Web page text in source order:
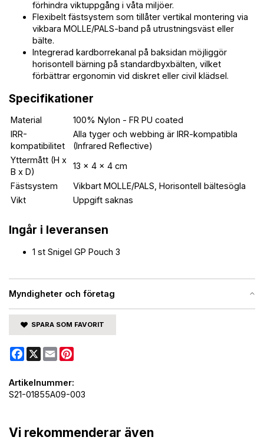
Myndigheter och företag
förhindra viktuppgång i våta miljöer.
Flexibelt fästsystem som tillåter vertikal montering via
vikbara MOLLE/PALS-band på utrustningsväst eller
bälte.
Integrerad kardborrekanal på baksidan möjliggör
horisontell bärning på standardbyxbälten, vilket
förbättrar ergonomin vid diskret eller civil klädsel.
Specifikationer
Material
100% Nylon - FR PU coated
IRR-
kompatibilitet
Alla tyger och webbing är IRR-kompatibla
(Infrared Reflective)
Yttermått (H x
B x D)
13 x 4 x 4 cm
Fästsystem
Vikbart MOLLE/PALS, Horisontell bältesögla
Vikt
Uppgift saknas
Ingår i leveransen
1 st Snigel GP Pouch 3
SPARA SOM FAVORIT
Facebook
X Email
Artikelnummer:
S21-01855A09-003
Vi rekommenderar även